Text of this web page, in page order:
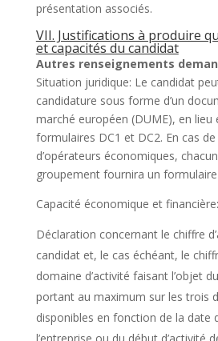
présentation associés.
VII. Justifications à produire
et capacités du candidat
Autres renseignements
Situation juridique: Le candidat
candidature sous forme d’un
marché européen (DUME), en lieu
formulaires DC1 et DC2. En cas
d’opérateurs économiques,
groupement fournira un
Capacité économique et financière:
Déclaration concernant le chiffre
candidat et, le cas échéant, le
domaine d’activité faisant l’objet
portant au maximum sur les trois
disponibles en fonction de la date